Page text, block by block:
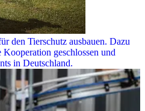
den Tierschutz ausbauen. Dazu
geschlossen und
in Deutschland.